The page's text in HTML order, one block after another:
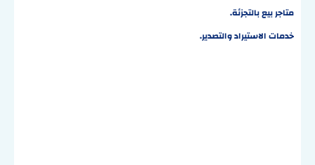
متاجر بيع بالتجزئة.
خدمات الاستيراد والتصدير.